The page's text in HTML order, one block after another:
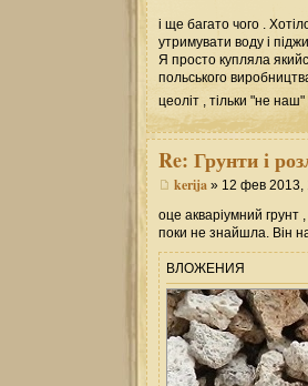
і ще багато чого .
утримувати воду і
Я просто купляла
польського
цеоліт , тільки "не
Re: Грунти і
kerija » 12 фев 2013,
оце акваріумний грунт
поки не знайшла. Він
ВЛОЖЕНИЯ